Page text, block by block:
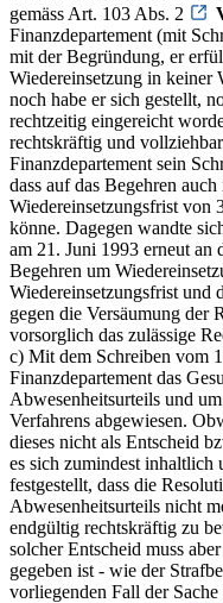
gemäss Art. 103 Abs. 2
Finanzdepartement (mit
mit der Begründung, er
Wiedereinsetzung in keiner
noch habe er sich gestellt,
rechtzeitig eingereicht
rechtskräftig und
Finanzdepartement sein
dass auf das Begehren
Wiedereinsetzungsfrist von
könne. Dagegen wandte
am 21. Juni 1993 erneut an
Begehren um
Wiedereinsetzungsfrist und
gegen die Versäumung der
vorsorglich das zulässige
c) Mit dem Schreiben vom
Finanzdepartement das
Abwesenheitsurteils und
Verfahrens abgewiesen.
dieses nicht als Entscheid
es sich zumindest inhaltlich
festgestellt, dass die
Abwesenheitsurteils nicht
endgültig rechtskräftig zu
solcher Entscheid muss
gegeben ist - wie der
vorliegenden Fall der